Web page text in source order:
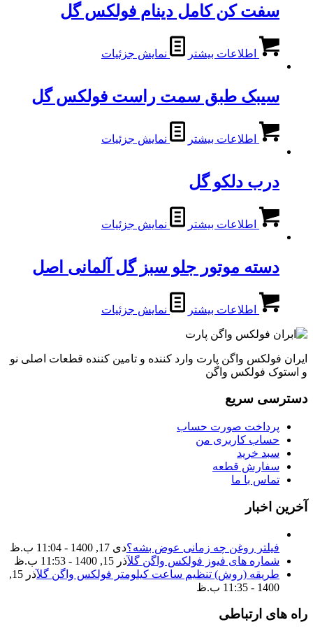
سفت کن کامل دینام فولکس گل
اطلاعات بیشتر نمایش جزئیات
سیبک طبق سمت راست فولکس گل
اطلاعات بیشتر نمایش جزئیات
درب دلکو گل
اطلاعات بیشتر نمایش جزئیات
دسته موتور جلو سبز گل آلمانی اصل
اطلاعات بیشتر نمایش جزئیات
ایران فولکس واگن پارت وارد کننده و تامین کننده قطعات اصلی نو
و استوک فولکس واگن
دسترسی سریع
پرداخت صورت حساب
حساب کاربری من
سبد خرید
سفارش قطعه
تماس با ما
آخرین اخبار
فیلتر روغن چه زمانی عوض بشه؟دی 17, 1400 - 11:04 ب.ظ
شماره های فیوز فولکس واگن گلآذر 15, 1400 - 11:53 ب.ظ
طریقه (روش) تنظیم ساعت کیلومتر فولکس واگن گل
آذر 15,
1400 - 11:35 ب.ظ
راه های ارتباطی